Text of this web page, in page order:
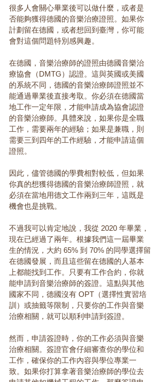
很多人會關心畢業後可以做什麼，或者是
否能夠獲得德國的音樂治療證照。如果你
計劃留在德國，或者想回到臺灣，你可能
會對這個問題特別感興趣。
在德國，音樂治療師的證照由德國音樂治
療協會（DMTG）認證。這與英國或美國
的系統不同，德國的音樂治療師證照並不
能通過畢業後直接考取。你必須在德國當
地工作一定年限，才能申請成為協會認證
的音樂治療師。具體來說，如果你是全職
工作，需要兩年的經驗；如果是兼職，則
需要三到四年的工作經驗，才能申請這個
證照。
因此，儘管德國的學費相對較低，但如果
你真的想獲得德國的音樂治療師證照，就
必須在當地用德文工作兩到三年，這既是
機會也是挑戰。
不過我可以肯定地說，我從 2020 年畢業，
現在已經過了兩年。根據我們這一屆畢業
生的情況，大約 65% 到 70% 的同學選擇留
在德國發展，而且這些留在德國的人基本
上都能找到工作。只要有工作合約，你就
能申請到音樂治療師的簽證。這點與其他
國家不同，德國沒有 OPT（選擇性實習培
訓）或抽籤等限制，只要你的工作與音樂
治療相關，就可以順利申請到簽證。
然而，申請簽證時，你的工作必須與音樂
治療相關。簽證官會仔細審查你的學位和
工作，確保你的工作內容與學位專業一
致。如果你打算拿著音樂治療師的學位去